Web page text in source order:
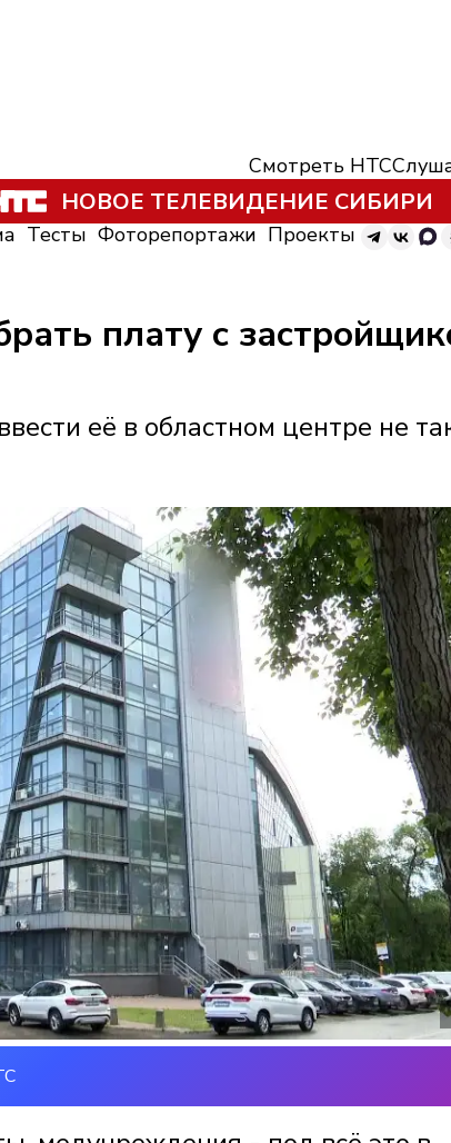
Смотреть НТС
НОВОЕ ТЕЛЕВИДЕНИЕ СИБИРИ
Тесты Фоторепортажи Проекты
плату с
её в областном центре не